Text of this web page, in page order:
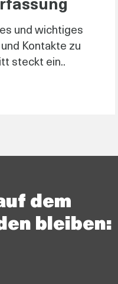
und wichtiges
Kontakte zu
steckt ein..
dem
bleiben: